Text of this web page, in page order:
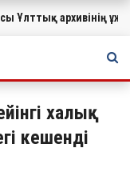
Ұлттық
халық
кешенді